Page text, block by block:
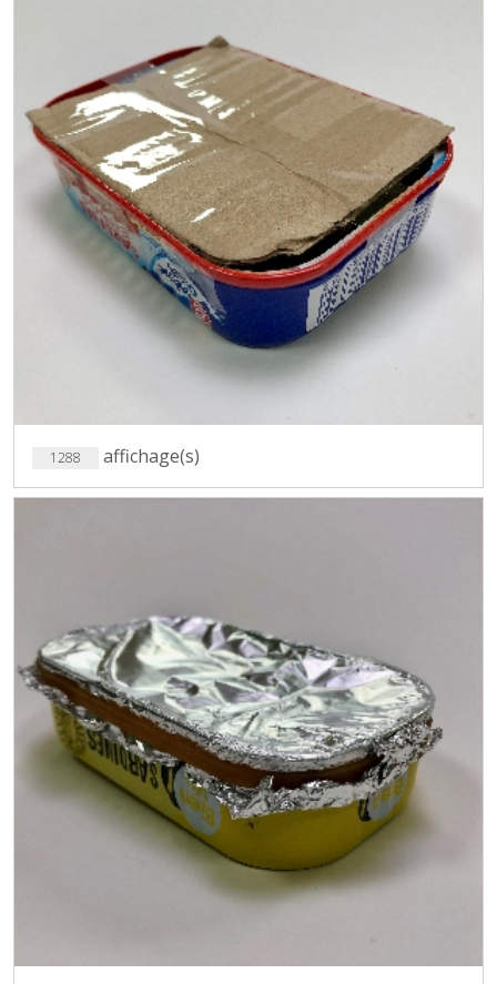
1288 affichage(s)